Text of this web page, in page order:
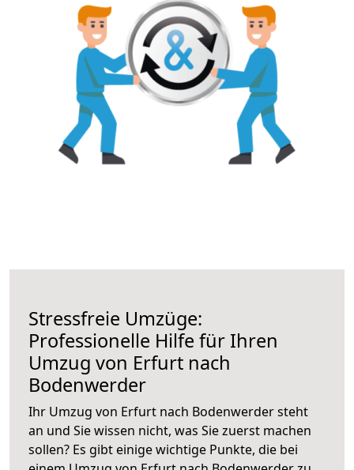
Stressfreie Umzüge:
Professionelle Hilfe für Ihren
Umzug von Erfurt nach
Bodenwerder
Ihr Umzug von Erfurt nach Bodenwerder steht
an und Sie wissen nicht, was Sie zuerst machen
sollen? Es gibt einige wichtige Punkte, die bei